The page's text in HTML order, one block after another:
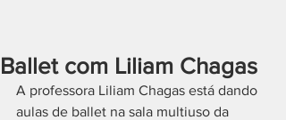
Ballet com Liliam Chagas
A professora Liliam Chagas está dando
aulas de ballet na sala multiuso da